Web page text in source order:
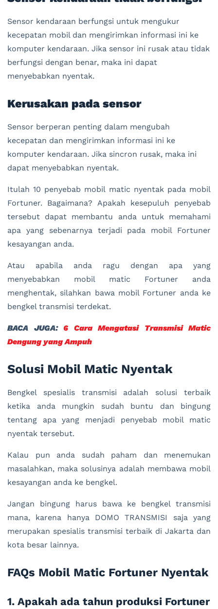
Sensor kendaraan berfungsi untuk mengukur
kecepatan mobil dan mengirimkan informasi ini ke
komputer kendaraan. Jika sensor ini rusak atau tidak
berfungsi dengan benar, maka ini dapat
menyebabkan nyentak.
Kerusakan pada sensor
Sensor berperan penting dalam mengubah
kecepatan dan mengirimkan informasi ini ke
komputer kendaraan. Jika sincron rusak, maka ini
dapat menyebabkan nyentak.
Itulah 10 penyebab mobil matic nyentak pada mobil
Fortuner. Bagaimana? Apakah kesepuluh penyebab
tersebut dapat membantu anda untuk memahami
apa yang sebenarnya terjadi pada mobil Fortuner
kesayangan anda.
Atau apabila anda ragu dengan apa yang
menyebabkan mobil matic Fortuner anda
menghentak, silahkan bawa mobil Fortuner anda ke
bengkel transmisi terdekat.
BACA JUGA: 6 Cara Mengatasi Transmisi Matic
Dengung yang Ampuh
Solusi Mobil Matic Nyentak
Bengkel spesialis transmisi adalah solusi terbaik
ketika anda mungkin sudah buntu dan bingung
tentang apa yang menjadi penyebab mobil matic
nyentak tersebut.
Kalau pun anda sudah paham dan menemukan
masalahkan, maka solusinya adalah membawa mobil
kesayangan anda ke bengkel.
Jangan bingung harus bawa ke bengkel transmisi
mana, karena hanya DOMO TRANSMISI saja yang
merupakan spesialis transmisi terbaik di Jakarta dan
kota besar lainnya.
FAQs Mobil Matic Fortuner Nyentak
1. Apakah ada tahun produksi Fortuner